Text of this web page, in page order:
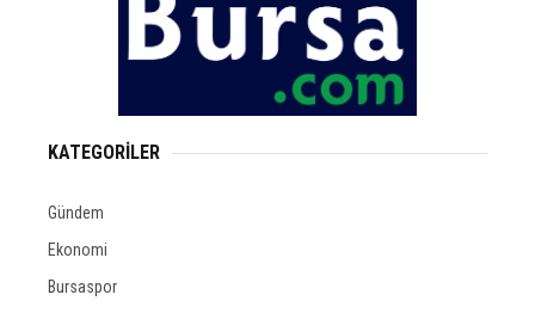
KATEGORİLER
Gündem
Ekonomi
Bursaspor